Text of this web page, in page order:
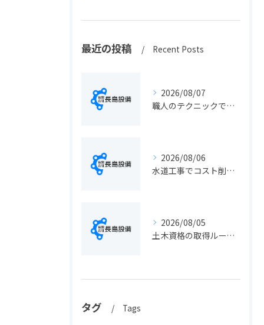
最近の投稿 Recent Posts
2026/08/07
職人のテクニックで出会う静岡県静岡市の伝統工芸と学びの魅力徹底解説
2026/08/06
水道工事でコスト削減を実現する静岡県静岡市の手続きと費用見直しポイント
2026/08/05
土木資格の取得ルートや静岡県静岡市でのキャリアアップ戦略を現実的に解説
タグ Tags